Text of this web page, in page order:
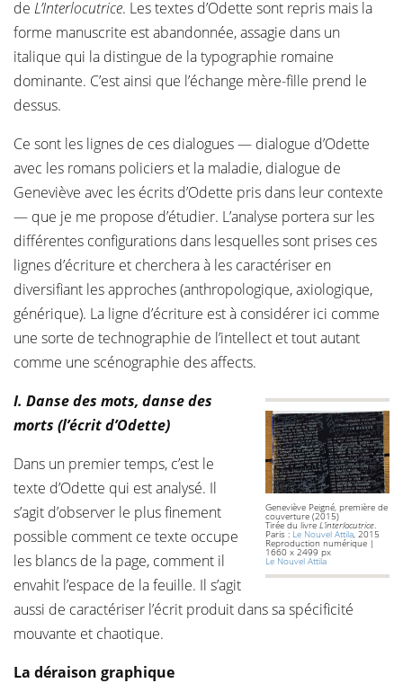
de L’Interlocutrice. Les textes d’Odette sont repris mais la
forme manuscrite est abandonnée, assagie dans un
italique qui la distingue de la typographie romaine
dominante. C’est ainsi que l’échange mère-fille prend le
dessus.
Ce sont les lignes de ces dialogues — dialogue d’Odette
avec les romans policiers et la maladie, dialogue de
Geneviève avec les écrits d’Odette pris dans leur contexte
— que je me propose d’étudier. L’analyse portera sur les
différentes configurations dans lesquelles sont prises ces
lignes d’écriture et cherchera à les caractériser en
diversifiant les approches (anthropologique, axiologique,
générique). La ligne d’écriture est à considérer ici comme
une sorte de technographie de l’intellect et tout autant
comme une scénographie des affects.
Geneviève Peigné, première de
couverture (2015)
Tirée du livreL’interlocutrice.
Paris : Le Nouvel Attila, 2015
Reproduction numérique |
1660 x 2499 px
Le Nouvel Attila
I. Danse des mots, danse des
morts (l’écrit d’Odette)
Dans un premier temps, c’est le
texte d’Odette qui est analysé. Il
s’agit d’observer le plus finement
possible comment ce texte occupe
les blancs de la page, comment il
envahit l’espace de la feuille. Il s’agit
aussi de caractériser l’écrit produit dans sa spécificité
mouvante et chaotique.
La déraison graphique